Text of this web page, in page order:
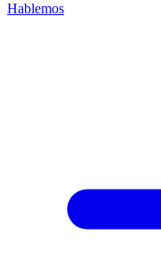
Hablemos